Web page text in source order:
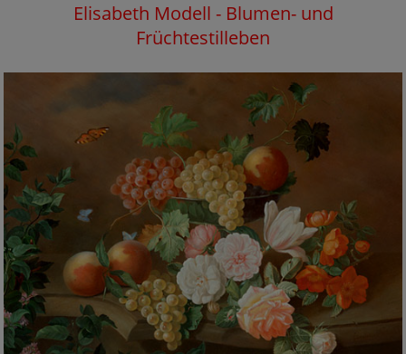
Elisabeth Modell - Blumen- und
Früchtestilleben